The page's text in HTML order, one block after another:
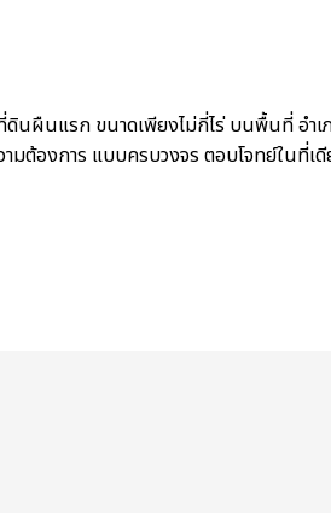
ดินผืนแรก ขนาดเพียงไม่กี่ไร่ บนพื้นที่ อำ
มต้องการ แบบครบวงจร ตอบโจทย์ในที่เดี